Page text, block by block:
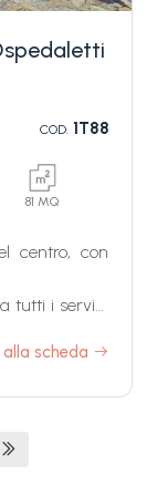
COD.1T88
81 MQ
centro, con
tutti i servizi
un esclusivo
rinunciare
scheda